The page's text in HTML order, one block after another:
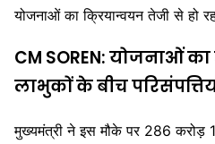
योजनाओं का क्रियान्वयन तेजी से हो
CM SOREN: योजनाओं
लाभुकों के बीच
मुख्यमंत्री ने इस मौके पर 286 करोड़